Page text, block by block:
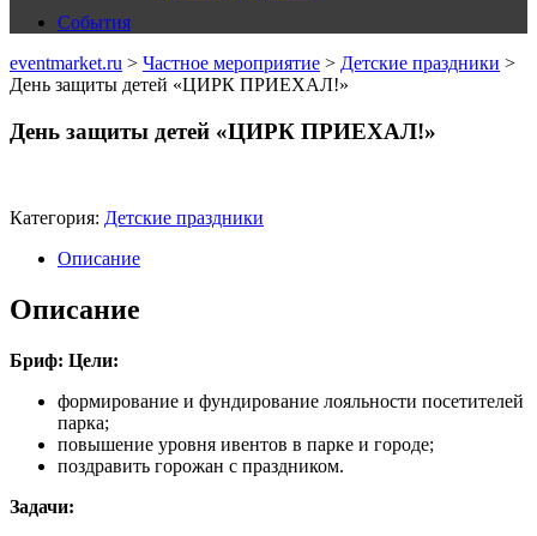
События
eventmarket.ru > Частное мероприятие > Детские праздники >
День защиты детей «ЦИРК ПРИЕХАЛ!»
День защиты детей «ЦИРК ПРИЕХАЛ!»
Категория: Детские праздники
Описание
Описание
Бриф: Цели:
формирование и фундирование лояльности посетителей
парка;
повышение уровня ивентов в парке и городе;
поздравить горожан с праздником.
Задачи: